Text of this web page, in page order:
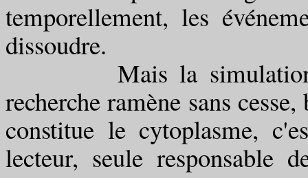
temporellement, les
dissoudre.
Mais la simulation
recherche ramène sans
constitue le cytoplasme,
lecteur, seule responsable